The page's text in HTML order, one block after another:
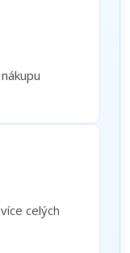
celých